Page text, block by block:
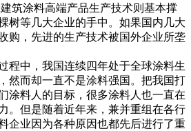
筑涂料高端产品生产技术则基本撑
树等几大企业的手中。如果国内几大
购，先进的生产技术被国外企业所垄
中，我国连续四年处于全球涂料生
然而却一直不是涂料强国。把我国打
涂料人的目标，很多涂料人也一直在
。但是随着近年来，兼并重组在各行
企业因为各种原因也都先后进行了重